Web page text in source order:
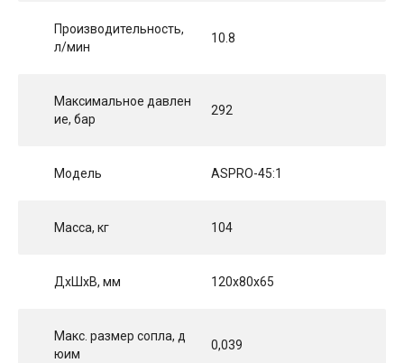
Производительность,
л/мин
10.8
Максимальное давлен
ие, бар
292
Модель ASPRO-45:1
Масса, кг 104
ДхШхВ, мм 120x80x65
Макс. размер сопла, д
юим
0,039